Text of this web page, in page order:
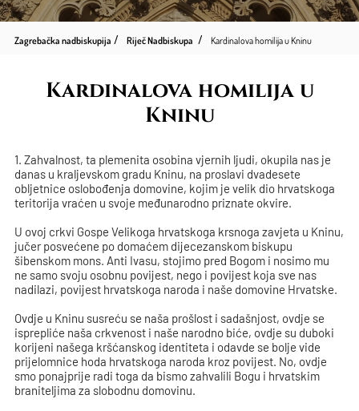
Zagrebačka nadbiskupija Riječ Nadbiskupa Kardinalova homilija u Kninu
Kardinalova homilija u
Kninu
1. Zahvalnost, ta plemenita osobina vjernih ljudi, okupila nas je
danas u kraljevskom gradu Kninu, na proslavi dvadesete
obljetnice oslobođenja domovine, kojim je velik dio hrvatskoga
teritorija vraćen u svoje međunarodno priznate okvire.
U ovoj crkvi Gospe Velikoga hrvatskoga krsnoga zavjeta u Kninu,
jučer posvećene po domaćem dijecezanskom biskupu
šibenskom mons. Anti Ivasu, stojimo pred Bogom i nosimo mu
ne samo svoju osobnu povijest, nego i povijest koja sve nas
nadilazi, povijest hrvatskoga naroda i naše domovine Hrvatske.
Ovdje u Kninu susreću se naša prošlost i sadašnjost, ovdje se
isprepliće naša crkvenost i naše narodno biće, ovdje su duboki
korijeni našega kršćanskog identiteta i odavde se bolje vide
prijelomnice hoda hrvatskoga naroda kroz povijest. No, ovdje
smo ponajprije radi toga da bismo zahvalili Bogu i hrvatskim
braniteljima za slobodnu domovinu.